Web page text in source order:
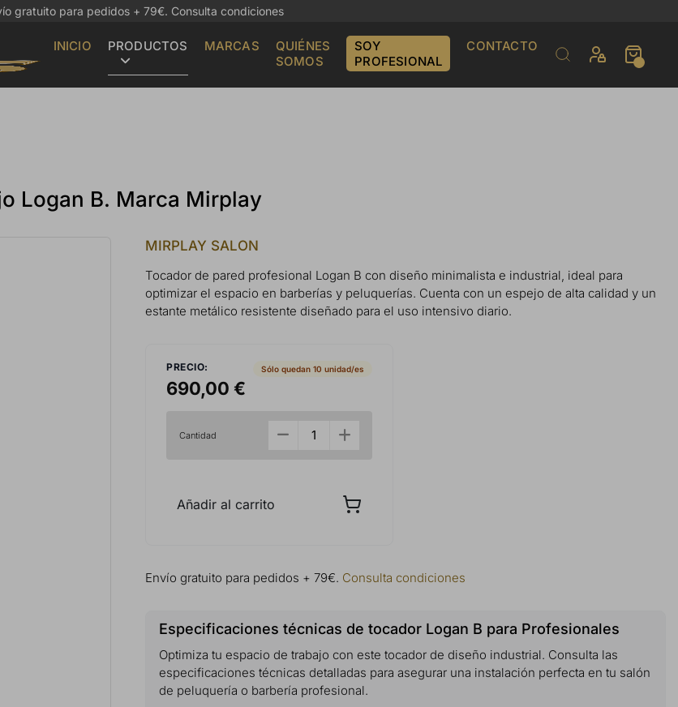
gratuito para pedidos + 79€. Consulta condiciones
INICIO PRODUCTOS MARCAS
QUIÉNES
SOMOS
SOY
PROFESIONAL
CONTACTO
Logan B. Marca Mirplay
MIRPLAY SALON
Tocador de pared profesional Logan B con diseño minimalista e industrial, ideal para
optimizar el espacio en barberías y peluquerías. Cuenta con un espejo de alta calidad y un
estante metálico resistente diseñado para el uso intensivo diario.
PRECIO:
690,00 €
Sólo quedan 10 unidad/es
Cantidad
Añadir al carrito
Envío gratuito para pedidos + 79€. Consulta condiciones
Especificaciones técnicas de tocador Logan B para Profesionales
Optimiza tu espacio de trabajo con este tocador de diseño industrial. Consulta las
especificaciones técnicas detalladas para asegurar una instalación perfecta en tu salón
de peluquería o barbería profesional.